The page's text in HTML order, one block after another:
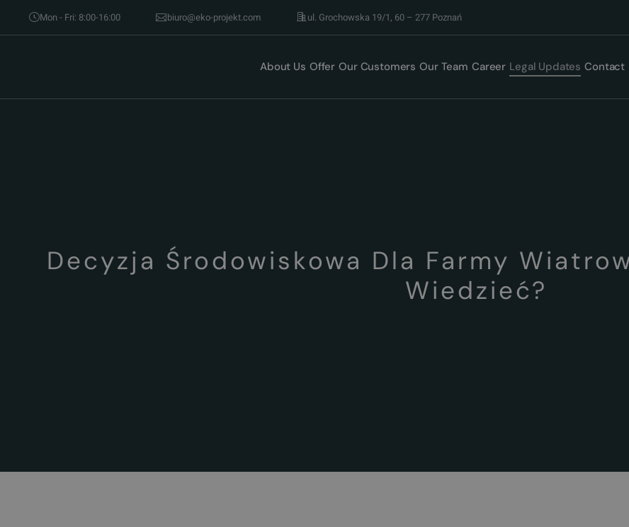
Mon - Fri: 8:00-16:00 biuro@eko-projekt.com ul. Grochowska 19/1, 60 – 277 Poznań
About Us Offer Our Customers Our Team Career Legal Updates Contact
Decyzja Środowiskowa Dla Farmy
Wiedzieć?